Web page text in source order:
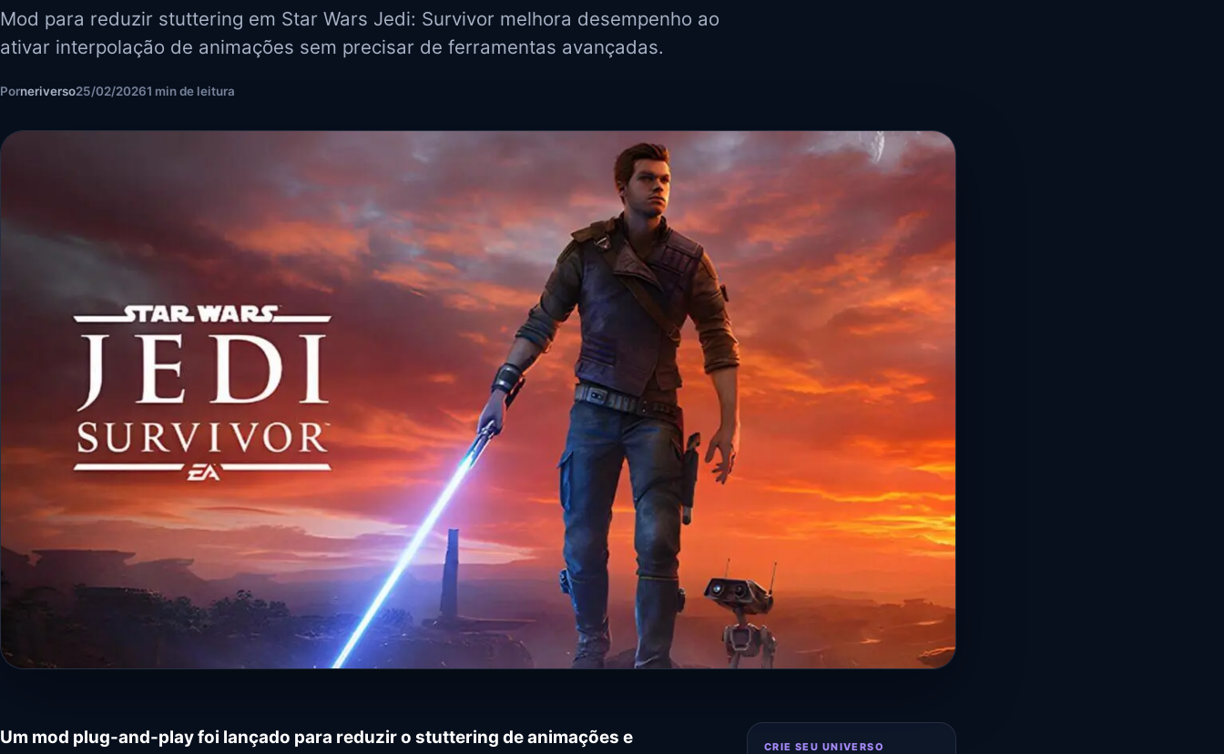
Mod para reduzir stuttering em Star Wars Jedi: Survivor melhora desempenho ao
ativar interpolação de animações sem precisar de ferramentas avançadas.
Porneriverso25/02/20261 min de leitura
Um mod plug-and-play foi lançado para reduzir o stuttering de animações e
CRIE SEU UNIVERSO